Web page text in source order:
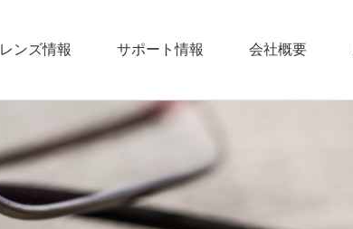
レンズ情報 サポート情報 会社概要